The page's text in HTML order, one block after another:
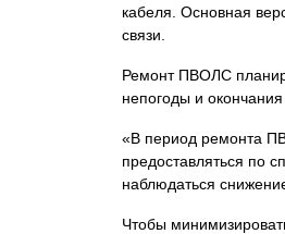
кабеля. Основная
связи.
Ремонт ПВОЛС
непогоды и
«В период ремонта
предоставляться по
наблюдаться
Чтобы